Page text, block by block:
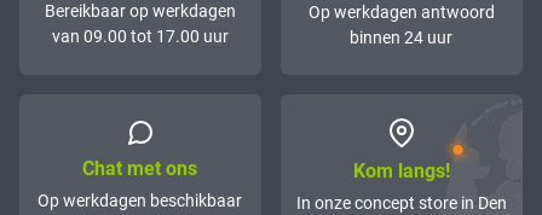
Bereikbaar op werkdagen
van 09.00 tot 17.00 uur
Op werkdagen antwoord
binnen 24 uur
Chat met ons
Op werkdagen beschikbaar
Kom langs!
In onze concept store in Den